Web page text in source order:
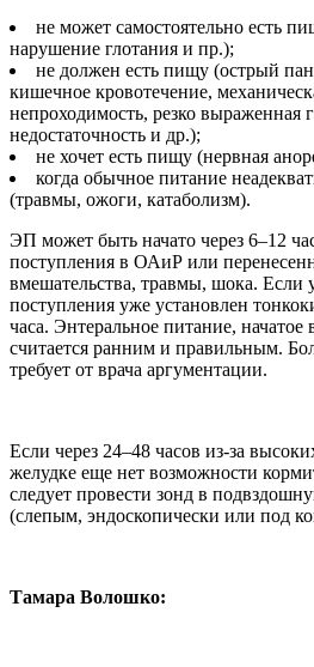
не может самостоятельно есть
нарушение глотания и пр.);
не должен есть пищу (острый
кишечное кровотечение,
непроходимость, резко выраженная
недостаточность и др.);
не хочет есть пищу (нервная
когда обычное питание
(травмы, ожоги, катаболизм).
ЭП может быть начато через 6–12
поступления в ОАиР или
вмешательства, травмы, шока. Если
поступления уже установлен
часа. Энтеральное питание, начатое
считается ранним и правильным.
требует от врача аргументации.
Если через 24–48 часов из-за
желудке еще нет возможности
следует провести зонд в
(слепым, эндоскопически или под
Тамара Волошко: